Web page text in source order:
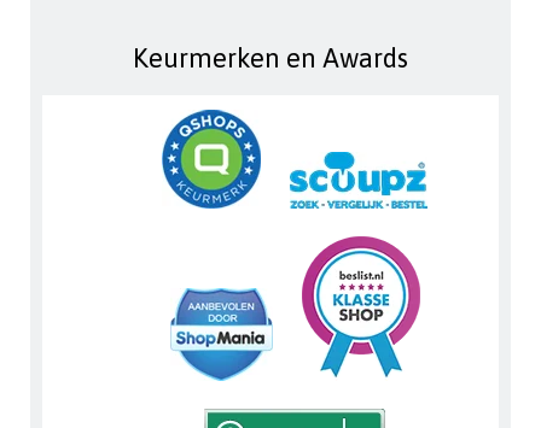
Keurmerken en Awards